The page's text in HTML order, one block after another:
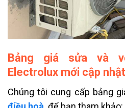
Bảng giá sửa và
Electrolux mới cập nhật
Chúng tôi cung cấp bảng